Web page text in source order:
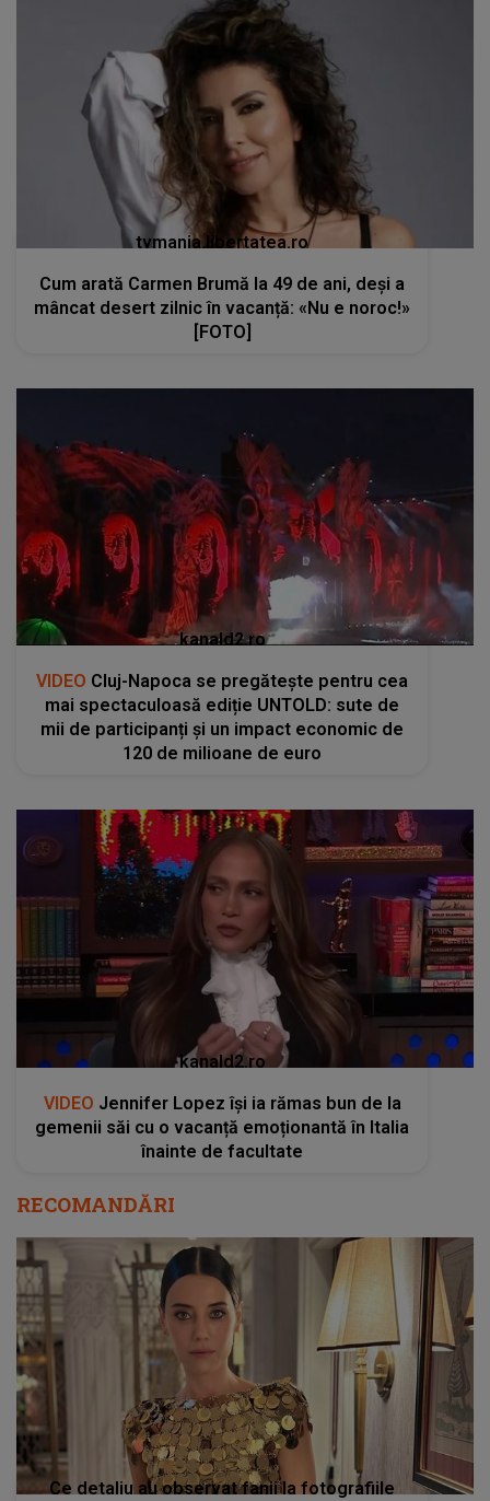
tvmania.libertatea.ro
Cum arată Carmen Brumă la 49 de ani, deși a
mâncat desert zilnic în vacanță: «Nu e noroc!»
[FOTO]
kanald2.ro
VIDEO Cluj-Napoca se pregătește pentru cea
mai spectaculoasă ediție UNTOLD: sute de
mii de participanți și un impact economic de
120 de milioane de euro
kanald2.ro
VIDEO Jennifer Lopez își ia rămas bun de la
gemenii săi cu o vacanță emoționantă în Italia
înainte de facultate
RECOMANDĂRI
Ce detaliu au observat fanii la fotografiile